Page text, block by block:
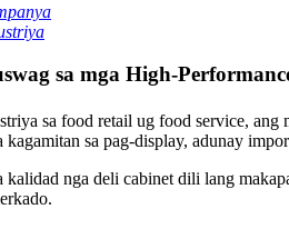
sa mga High-
sa food retail ug food service,
sa pag-display, adunay
kalidad nga deli cabinet dili lang